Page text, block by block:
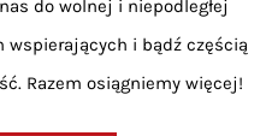
do wolnej i niepodległej
wspierających i bądź częścią
Razem osiągniemy więcej!